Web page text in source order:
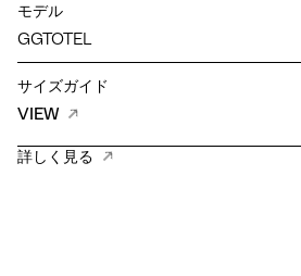
モデル
GGTOTEL
サイズガイド
VIEW
詳しく見る